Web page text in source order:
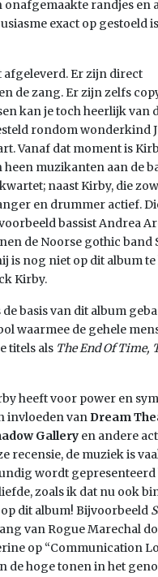
onafgemaakte randjes en
exact op gestoeld
afgeleverd. Er zijn direct
de zang. Er zijn zelfs
kan je toch heerlijk van
rondom wonderkind
Vanaf dat moment is
muzikanten aan de
naast Kirby, die
en drummer actief.
bassist Andrea
de Noorse gothic band
is nog niet op dit album
Kirby.
basis van dit album
waarmee de gehele
titels als The End Of Time,
heeft voor power en
invloeden van Dream
Gallery en andere
recensie, de muziek is
wordt gepresenteerd
zoals ik dat nu ook
dit album! Bijvoorbeeld
van Rogue Marechal
op “Communication
de hoge tonen in het